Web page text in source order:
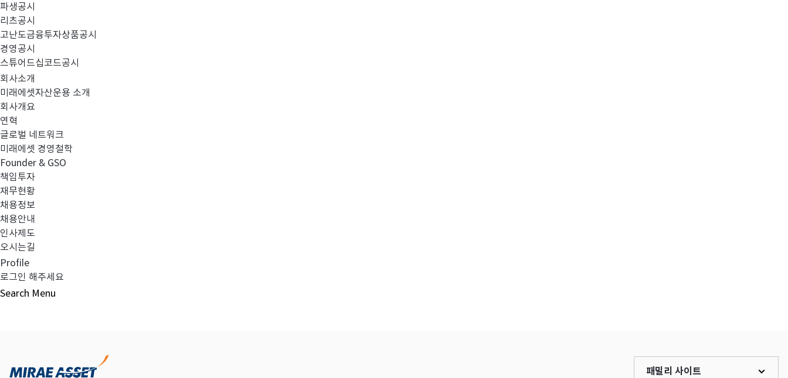
파생공시
리츠공시
고난도금융투자상품공시
경영공시
스튜어드십코드공시
회사소개
미래에셋자산운용 소개
회사개요
연혁
글로벌 네트워크
미래에셋 경영철학
Founder & GSO
책임투자
재무현황
채용정보
채용안내
인사제도
오시는길
Profile
로그인 해주세요
Search Menu
다음글
목록보기
패밀리 사이트